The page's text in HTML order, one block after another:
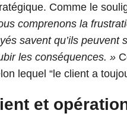
Comme le
comprenons la
savent qu’ils peuvent
les conséquences. »
lequel “le client a
et